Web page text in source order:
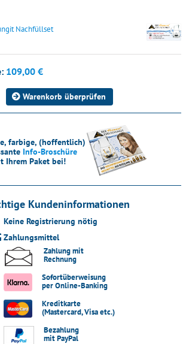
Nachfüllset
109,00 €
Warenkorb überprüfen
farbige, (hoffentlich)
Info-Broschüre
Ihrem Paket bei!
Kundeninformationen
Keine Registrierung nötig
Zahlungsmittel
Zahlung mit
Rechnung
Sofortüberweisung
per Online-Banking
Kreditkarte
(Mastercard, Visa etc.)
Bezahlung
mit PayPal